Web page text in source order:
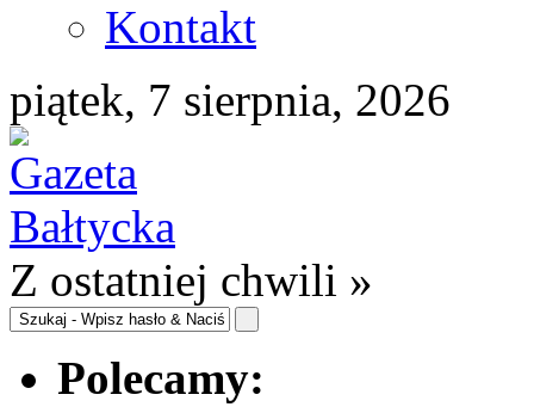
Kontakt
piątek, 7 sierpnia, 2026
Z ostatniej chwili »
Polecamy: